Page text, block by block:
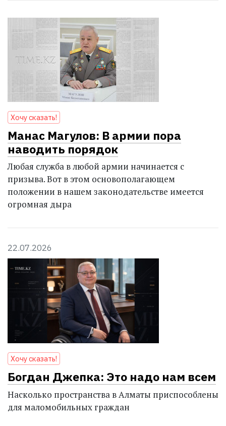
Хочу сказать!
Манас Магулов: В армии пора
наводить порядок
Любая служба в любой армии начинается с
призыва. Вот в этом основополагающем
положении в нашем законодательстве имеется
огромная дыра
22.07.2026
Хочу сказать!
Богдан Джепка: Это надо нам всем
Насколько пространства в Алматы приспособлены
для маломобильных граждан